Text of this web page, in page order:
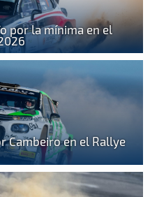
por la mínima en el
Cambeiro en el Rallye